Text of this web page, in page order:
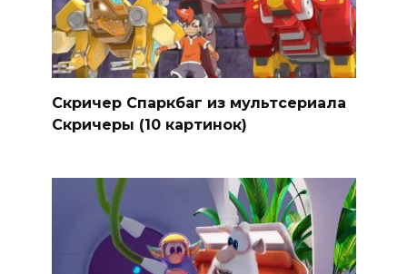
Скричер Спаркбаг из мультсериала
Скричеры (10 картинок)